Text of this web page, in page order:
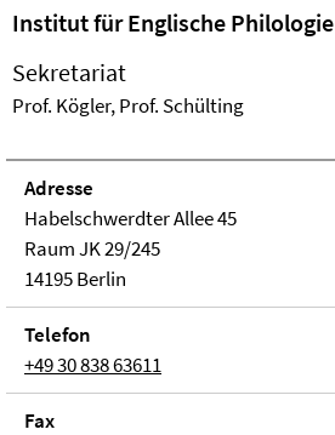
Institut für Englische Philologie
Sekretariat
Prof. Kögler, Prof. Schülting
Adresse
Habelschwerdter Allee 45
Raum JK 29/245
14195 Berlin
Telefon
+49 30 838 63611
Fax